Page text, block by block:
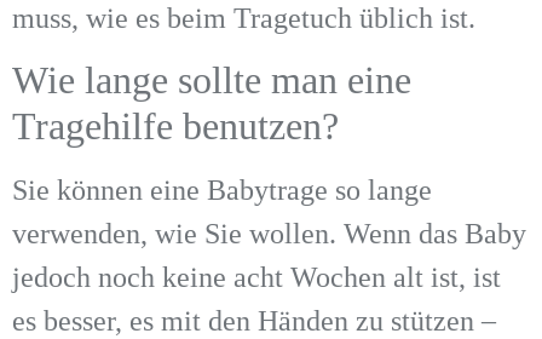
muss, wie es beim Tragetuch üblich ist.
Wie lange sollte man eine
Tragehilfe benutzen?
Sie können eine Babytrage so lange
verwenden, wie Sie wollen. Wenn das Baby
jedoch noch keine acht Wochen alt ist, ist
es besser, es mit den Händen zu stützen –